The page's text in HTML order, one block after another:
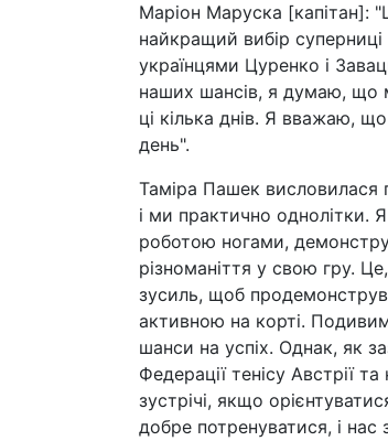
Маріон Маруска [капітан]:
найкращий вибір
українцями Цуренко і
наших шансів, я думаю, що
ці кілька днів. Я вважаю,
день".
Таміра Пашек висловилася
і ми практично однолітки.
роботою ногами,
різноманіття у свою гру.
зусиль, щоб
активною на корті.
шанси на успіх. Однак, як
Федерації тенісу Австрії
зустрічі, якщо
добре потренуватися, і